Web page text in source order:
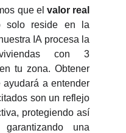
que el valor real
solo reside en la
IA procesa la
con 3
tu zona. Obtener
a entender
son un reflejo
protegiendo así
una